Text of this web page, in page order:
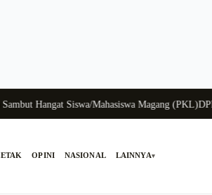
Hangat Siswa/Mahasiswa Magang (PKL)DPRD
OPINI NASIONAL LAINNYA▾